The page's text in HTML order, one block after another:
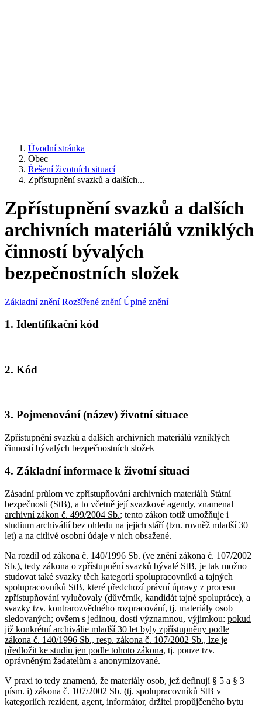
Úvodní stránka
Obec
Řešení životních situací
Zpřístupnění svazků a dalších...
Zpřístupnění svazků a dalších
archivních materiálů vzniklých
činností bývalých
bezpečnostních složek
Základní znění Rozšířené znění Úplné znění
1. Identifikační kód
2. Kód
3. Pojmenování (název) životní situace
Zpřístupnění svazků a dalších archivních materiálů vzniklých
činností bývalých bezpečnostních složek
4. Základní informace k životní situaci
Zásadní průlom ve zpřístupňování archivních materiálů Státní
bezpečnosti (StB), a to včetně její svazkové agendy, znamenal
archivní zákon č. 499/2004 Sb.; tento zákon totiž umožňuje i
studium archiválií bez ohledu na jejich stáří (tzn. rovněž mladší 30
let) a na citlivé osobní údaje v nich obsažené.
Na rozdíl od zákona č. 140/1996 Sb. (ve znění zákona č. 107/2002
Sb.), tedy zákona o zpřístupnění svazků bývalé StB, je tak možno
studovat také svazky těch kategorií spolupracovníků a tajných
spolupracovníků StB, které předchozí právní úpravy z procesu
zpřístupňování vylučovaly (důvěrník, kandidát tajné spolupráce), a
svazky tzv. kontrarozvědného rozpracování, tj. materiály osob
sledovaných; ovšem s jedinou, dosti významnou, výjimkou: pokud
již konkrétní archiválie mladší 30 let byly zpřístupněny podle
zákona č. 140/1996 Sb., resp. zákona č. 107/2002 Sb., lze je
předložit ke studiu jen podle tohoto zákona, tj. pouze tzv.
oprávněným žadatelům a anonymizované.
V praxi to tedy znamená, že materiály osob, jež definují § 5 a § 3
písm. i) zákona č. 107/2002 Sb. (tj. spolupracovníků StB v
kategoriích rezident, agent, informátor, držitel propůjčeného bytu